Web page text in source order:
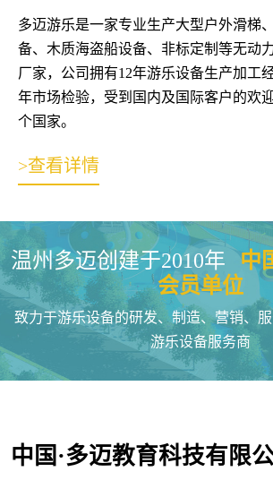
多迈游乐是一家专业生产大型户外滑梯
备、木质海盗船设备、非标定制等无动
厂家，公司拥有12年游乐设备生产加工
年市场检验，受到国内及国际客户的欢
个国家。
>查看详情
温州多迈创建于2010年
中
会员单位
致力于游乐设备的研发、制造、营销、
游乐设备服务商
中国·多迈教育科技有限